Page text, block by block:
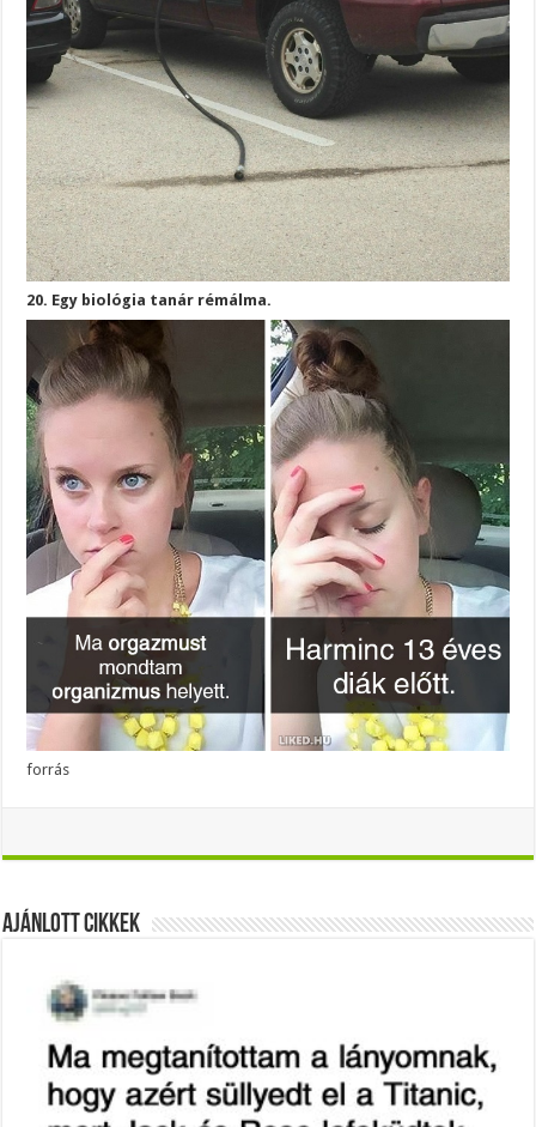
20. Egy biológia tanár rémálma.
forrás
Ajánlott Cikkek